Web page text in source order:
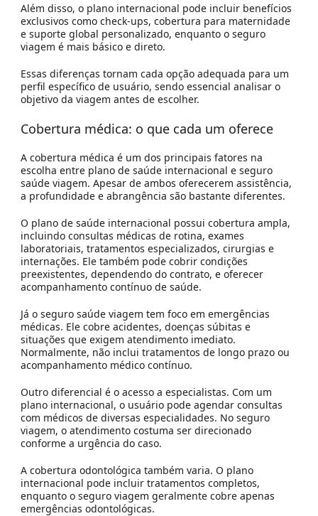
Além disso, o plano internacional pode incluir benefícios
exclusivos como check-ups, cobertura para maternidade
e suporte global personalizado, enquanto o seguro
viagem é mais básico e direto.
Essas diferenças tornam cada opção adequada para um
perfil específico de usuário, sendo essencial analisar o
objetivo da viagem antes de escolher.
Cobertura médica: o que cada um oferece
A cobertura médica é um dos principais fatores na
escolha entre plano de saúde internacional e seguro
saúde viagem. Apesar de ambos oferecerem assistência,
a profundidade e abrangência são bastante diferentes.
O plano de saúde internacional possui cobertura ampla,
incluindo consultas médicas de rotina, exames
laboratoriais, tratamentos especializados, cirurgias e
internações. Ele também pode cobrir condições
preexistentes, dependendo do contrato, e oferecer
acompanhamento contínuo de saúde.
Já o seguro saúde viagem tem foco em emergências
médicas. Ele cobre acidentes, doenças súbitas e
situações que exigem atendimento imediato.
Normalmente, não inclui tratamentos de longo prazo ou
acompanhamento médico contínuo.
Outro diferencial é o acesso a especialistas. Com um
plano internacional, o usuário pode agendar consultas
com médicos de diversas especialidades. No seguro
viagem, o atendimento costuma ser direcionado
conforme a urgência do caso.
A cobertura odontológica também varia. O plano
internacional pode incluir tratamentos completos,
enquanto o seguro viagem geralmente cobre apenas
emergências odontológicas.